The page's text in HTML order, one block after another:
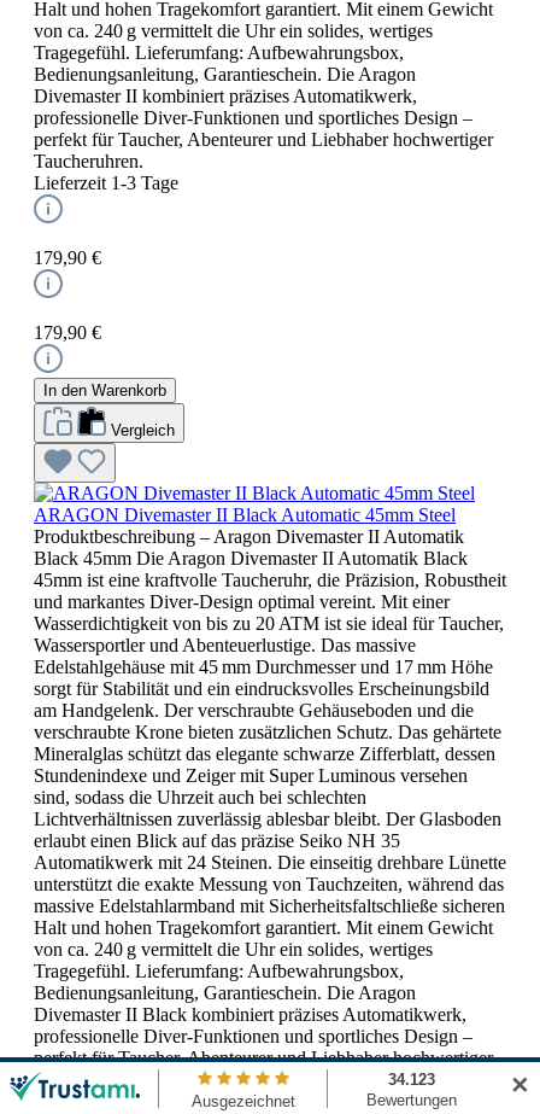
Halt und hohen Tragekomfort garantiert. Mit einem Gewicht
von ca. 240 g vermittelt die Uhr ein solides, wertiges
Tragegefühl. Lieferumfang: Aufbewahrungsbox,
Bedienungsanleitung, Garantieschein. Die Aragon
Divemaster II kombiniert präzises Automatikwerk,
professionelle Diver-Funktionen und sportliches Design –
perfekt für Taucher, Abenteurer und Liebhaber hochwertiger
Taucheruhren.
Lieferzeit 1-3 Tage
179,90 €
179,90 €
In den Warenkorb
Vergleich
ARAGON Divemaster II Black Automatic 45mm Steel
Produktbeschreibung – Aragon Divemaster II Automatik
Black 45mm Die Aragon Divemaster II Automatik Black
45mm ist eine kraftvolle Taucheruhr, die Präzision, Robustheit
und markantes Diver-Design optimal vereint. Mit einer
Wasserdichtigkeit von bis zu 20 ATM ist sie ideal für Taucher,
Wassersportler und Abenteuerlustige. Das massive
Edelstahlgehäuse mit 45 mm Durchmesser und 17 mm Höhe
sorgt für Stabilität und ein eindrucksvolles Erscheinungsbild
am Handgelenk. Der verschraubte Gehäuseboden und die
verschraubte Krone bieten zusätzlichen Schutz. Das gehärtete
Mineralglas schützt das elegante schwarze Zifferblatt, dessen
Stundenindexe und Zeiger mit Super Luminous versehen
sind, sodass die Uhrzeit auch bei schlechten
Lichtverhältnissen zuverlässig ablesbar bleibt. Der Glasboden
erlaubt einen Blick auf das präzise Seiko NH 35
Automatikwerk mit 24 Steinen. Die einseitig drehbare Lünette
unterstützt die exakte Messung von Tauchzeiten, während das
massive Edelstahlarmband mit Sicherheitsfaltschließe sicheren
Halt und hohen Tragekomfort garantiert. Mit einem Gewicht
von ca. 240 g vermittelt die Uhr ein solides, wertiges
Tragegefühl. Lieferumfang: Aufbewahrungsbox,
Bedienungsanleitung, Garantieschein. Die Aragon
Divemaster II Black kombiniert präzises Automatikwerk,
professionelle Diver-Funktionen und sportliches Design –
perfekt für Taucher, Abenteurer und Liebhaber hochwertiger
Taucheruhren.
Lieferzeit 1-3 Tage*
✕